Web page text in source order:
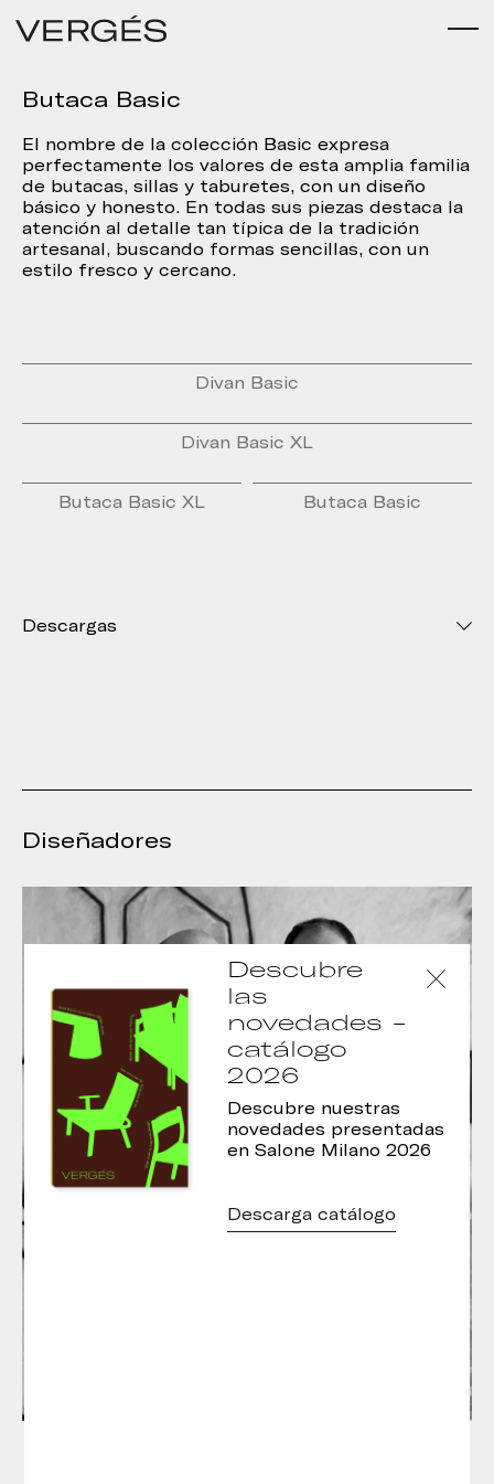
Butaca Basic
El nombre de la colección Basic expresa
perfectamente los valores de esta amplia familia
de butacas, sillas y taburetes, con un diseño
básico y honesto. En todas sus piezas destaca la
atención al detalle tan típica de la tradición
artesanal, buscando formas sencillas, con un
estilo fresco y cercano.
Divan Basic
Divan Basic XL
Butaca Basic XL Butaca Basic
Descargas
Diseñadores
Descubre
las
novedades -
catálogo
2026
Descubre nuestras
novedades presentadas
en Salone Milano 2026
Descarga catálogo